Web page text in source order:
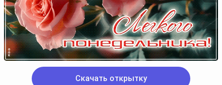
Скачать открытку